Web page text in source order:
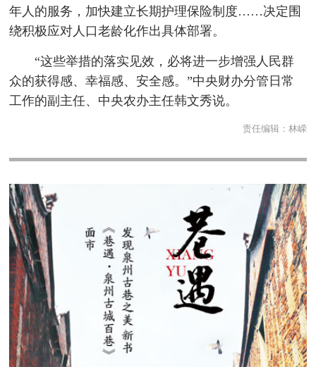
年人的服务，加快建立长期护理保险制度……决定围
绕积极应对人口老龄化作出具体部署。
“这些举措的落实见效，必将进一步增强人民群
众的获得感、幸福感、安全感。”中央财办分管日常
工作的副主任、中央农办主任韩文秀说。
责任编辑： 林嵘